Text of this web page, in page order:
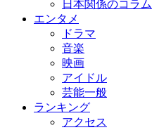
日本関係のコラム
エンタメ
ドラマ
音楽
映画
アイドル
芸能一般
ランキング
アクセス